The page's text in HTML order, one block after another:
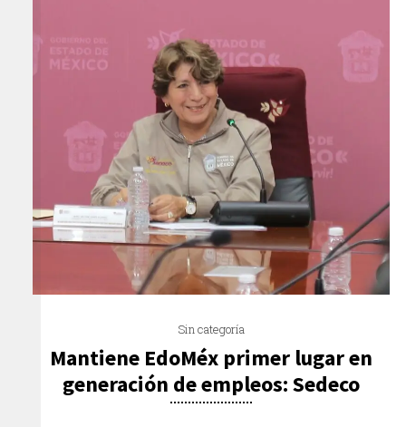
Sin categoría
Mantiene EdoMéx primer lugar en
generación de empleos: Sedeco